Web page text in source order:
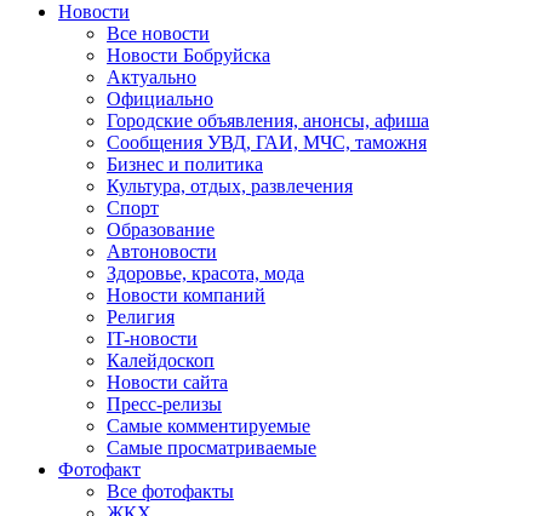
Новости
Все новости
Новости Бобруйска
Актуально
Официально
Городские объявления, анонсы, афиша
Сообщения УВД, ГАИ, МЧС, таможня
Бизнес и политика
Культура, отдых, развлечения
Спорт
Образование
Автоновости
Здоровье, красота, мода
Новости компаний
Религия
IT-новости
Калейдоскоп
Новости сайта
Пресс-релизы
Самые комментируемые
Самые просматриваемые
Фотофакт
Все фотофакты